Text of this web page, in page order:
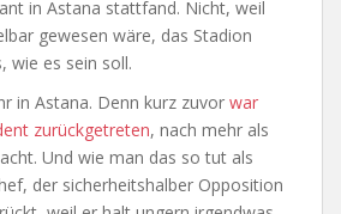
in Astana stattfand. Nicht, weil
gewesen wäre, das Stadion
wie es sein soll.
in Astana. Denn kurz zuvor war
zurückgetreten, nach mehr als
Und wie man das so tut als
der sicherheitshalber Opposition